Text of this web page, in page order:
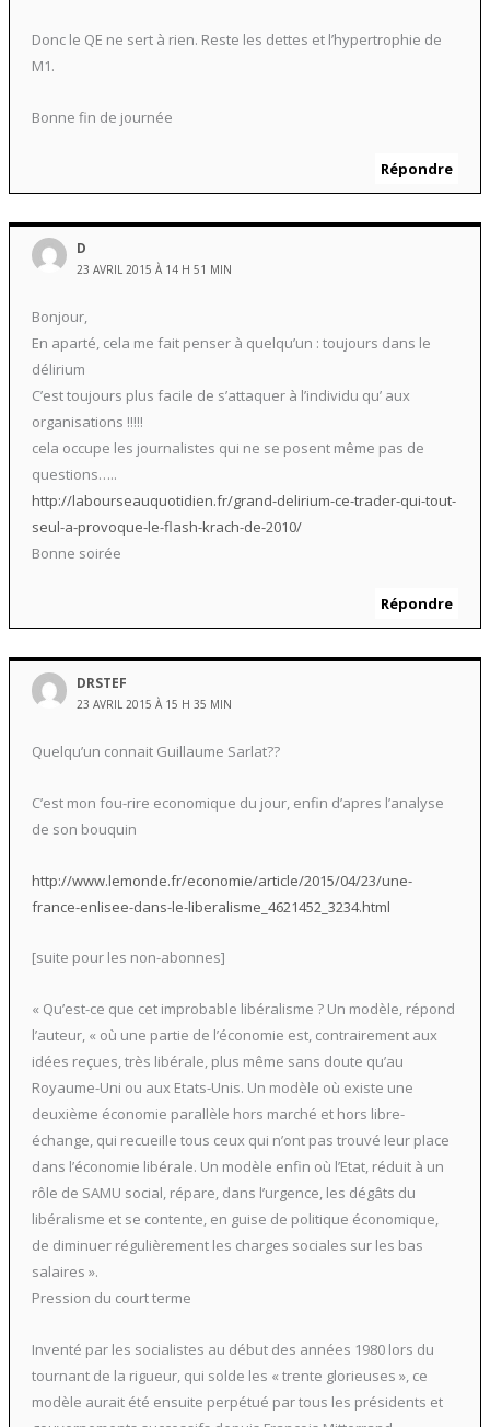
Donc le QE ne sert à rien. Reste les dettes et l’hypertrophie de
M1.
Bonne fin de journée
Répondre
D
23 AVRIL 2015 À 14 H 51 MIN
Bonjour,
En aparté, cela me fait penser à quelqu’un : toujours dans le
délirium
C’est toujours plus facile de s’attaquer à l’individu qu’ aux
organisations !!!!!
cela occupe les journalistes qui ne se posent même pas de
questions…..
http://labourseauquotidien.fr/grand-delirium-ce-trader-qui-tout-
seul-a-provoque-le-flash-krach-de-2010/
Bonne soirée
Répondre
DRSTEF
23 AVRIL 2015 À 15 H 35 MIN
Quelqu’un connait Guillaume Sarlat??
C’est mon fou-rire economique du jour, enfin d’apres l’analyse
de son bouquin
http://www.lemonde.fr/economie/article/2015/04/23/une-
france-enlisee-dans-le-liberalisme_4621452_3234.html
[suite pour les non-abonnes]
« Qu’est-ce que cet improbable libéralisme ? Un modèle, répond
l’auteur, « où une partie de l’économie est, contrairement aux
idées reçues, très libérale, plus même sans doute qu’au
Royaume-Uni ou aux Etats-Unis. Un modèle où existe une
deuxième économie parallèle hors marché et hors libre-
échange, qui recueille tous ceux qui n’ont pas trouvé leur place
dans l’économie libérale. Un modèle enfin où l’Etat, réduit à un
rôle de SAMU social, répare, dans l’urgence, les dégâts du
libéralisme et se contente, en guise de politique économique,
de diminuer régulièrement les charges sociales sur les bas
salaires ».
Pression du court terme
Inventé par les socialistes au début des années 1980 lors du
tournant de la rigueur, qui solde les « trente glorieuses », ce
modèle aurait été ensuite perpétué par tous les présidents et